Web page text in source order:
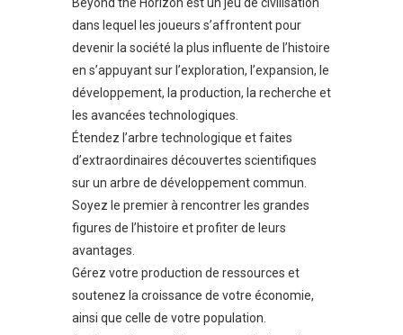
dans lequel les joueurs s’affrontent pour
devenir la société la plus influente de l’histoire
en s’appuyant sur l’exploration, l’expansion, le
développement, la production, la recherche et
les avancées technologiques.
Étendez l’arbre technologique et faites
d’extraordinaires découvertes scientifiques
sur un arbre de développement commun.
Soyez le premier à rencontrer les grandes
figures de l’histoire et profiter de leurs
avantages.
Gérez votre production de ressources et
soutenez la croissance de votre économie,
ainsi que celle de votre population.